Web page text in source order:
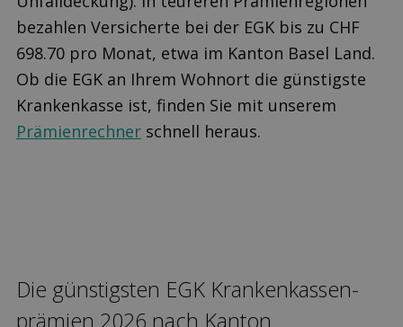
bezahlen Versicherte bei der EGK bis zu CHF
698.70 pro Monat, etwa im Kanton Basel Land.
Ob die EGK an Ihrem Wohnort die günstigste
Krankenkasse ist, finden Sie mit unserem
Prämienrechner schnell heraus.
Die günstigsten EGK Kranken­kassen­
prämien 2026 nach Kanton